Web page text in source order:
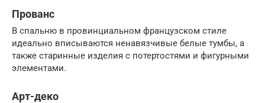
Прованс
В спальню в провинциальном французском стиле
идеально вписываются ненавязчивые белые тумбы, а
также старинные изделия с потертостями и фигурными
элементами.
Арт-деко